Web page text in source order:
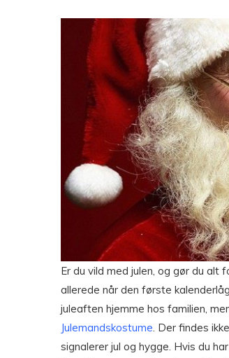
Er du vild med julen, og gør du alt
allerede når den første
juleaften hjemme hos familien,
Julemandskostume. Der findes
signalerer jul og hygge. Hvis du